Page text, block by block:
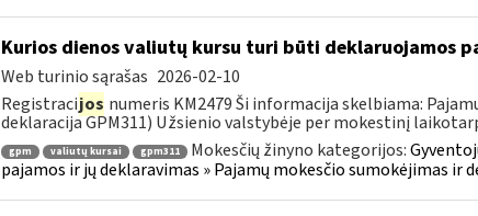
Kurios dienos valiutų kursu turi būti deklaruojamos
Web turinio sąrašas 2026-02-10
Registracijos numeris KM2479 Ši informacija skelbiama:
deklaracija GPM311) Užsienio valstybėje per mokestinį
gpm valiutų kursai gpm311 Mokesčių žinyno kategorijos:
pajamos ir jų deklaravimas » Pajamų mokesčio sumokėjimas ir